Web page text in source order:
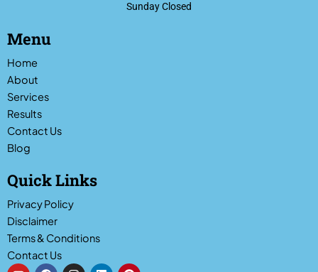
Sunday Closed
Menu
Home
About
Services
Results
Contact Us
Blog
Quick Links
Privacy Policy
Disclaimer
Terms & Conditions
Contact Us
Y F I L P